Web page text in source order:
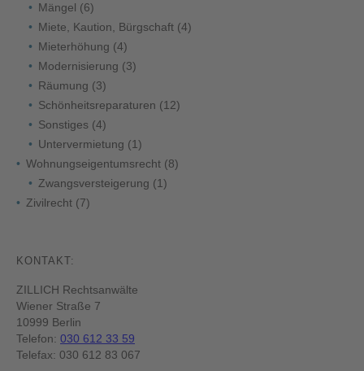
Mängel (6)
Miete, Kaution, Bürgschaft (4)
Mieterhöhung (4)
Modernisierung (3)
Räumung (3)
Schönheitsreparaturen (12)
Sonstiges (4)
Untervermietung (1)
Wohnungseigentumsrecht (8)
Zwangsversteigerung (1)
Zivilrecht (7)
KONTAKT:
ZILLICH Rechtsanwälte
Wiener Straße 7
10999 Berlin
Telefon: 030 612 33 59
Telefax: 030 612 83 067